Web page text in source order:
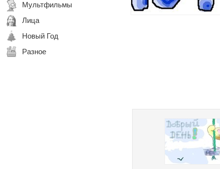
Мультфильмы
Лица
Новый Год
Разное